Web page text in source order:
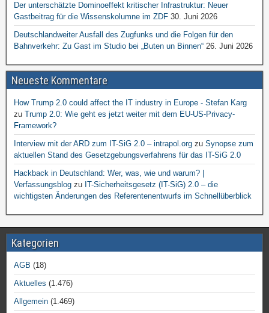
Der unterschätzte Dominoeffekt kritischer Infrastruktur: Neuer
Gastbeitrag für die Wissenskolumne im ZDF 30. Juni 2026
Deutschlandweiter Ausfall des Zugfunks und die Folgen für den
Bahnverkehr: Zu Gast im Studio bei „Buten un Binnen“ 26. Juni 2026
Neueste Kommentare
How Trump 2.0 could affect the IT industry in Europe - Stefan Karg
zu Trump 2.0: Wie geht es jetzt weiter mit dem EU-US-Privacy-
Framework?
Interview mit der ARD zum IT-SiG 2.0 – intrapol.org zu Synopse zum
aktuellen Stand des Gesetzgebungsverfahrens für das IT-SiG 2.0
Hackback in Deutschland: Wer, was, wie und warum? |
Verfassungsblog zu IT-Sicherheitsgesetz (IT-SiG) 2.0 – die
wichtigsten Änderungen des Referentenentwurfs im Schnellüberblick
Kategorien
AGB (18)
Aktuelles (1.476)
Allgemein (1.469)